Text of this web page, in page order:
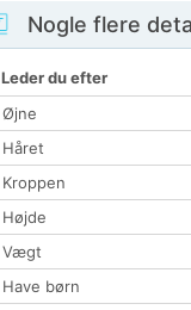
Nogle flere
Leder du efter
Øjne
Håret
Kroppen
Højde
Vægt
Have børn